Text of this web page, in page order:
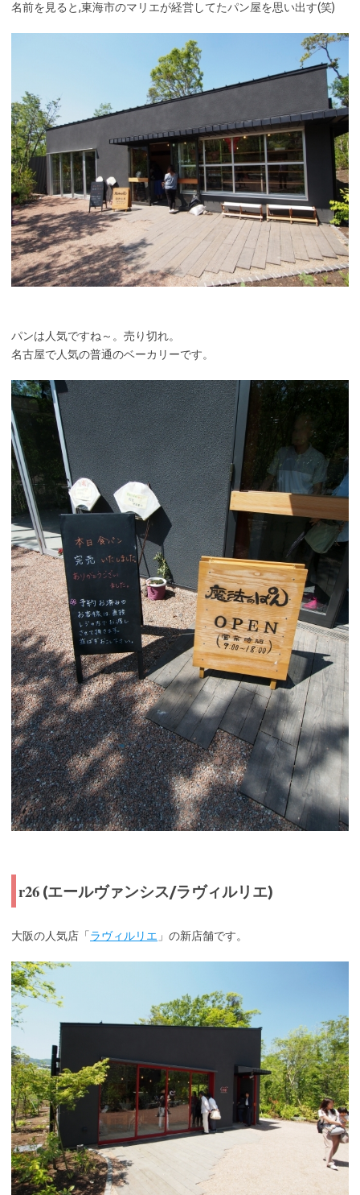
名前を見ると,東海市のマリエが経営してたパン屋を思い出す(笑)
パンは人気ですね～。売り切れ。
名古屋で人気の普通のベーカリーです。
r26 (エールヴァンシス/ラヴィルリエ)
大阪の人気店「ラヴィルリエ 」の新店舗です。